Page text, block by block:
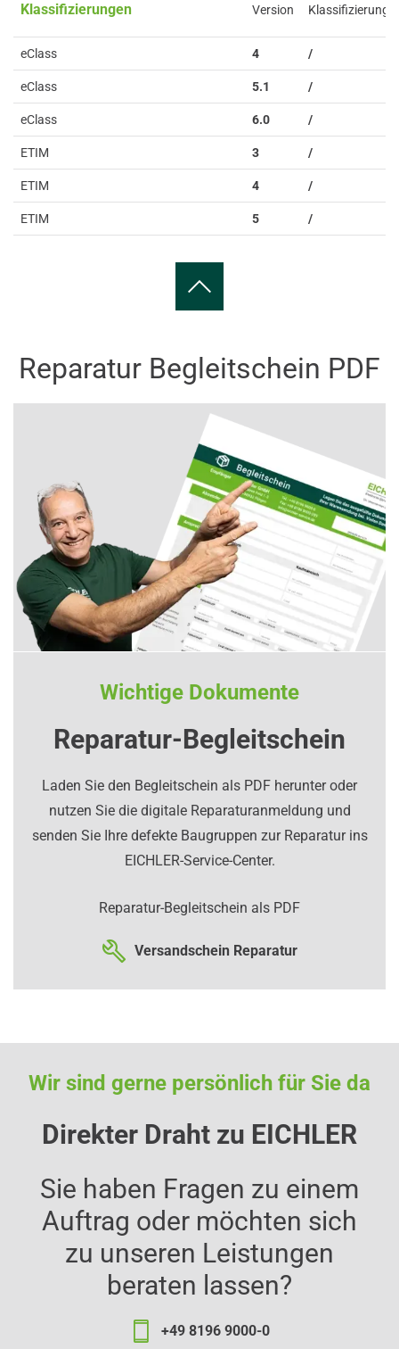
Klassifizierungen Version Klassifizierung
eClass 4 /
eClass 5.1 /
eClass 6.0 /
ETIM 3 /
ETIM 4 /
ETIM 5 /
Reparatur Begleitschein PDF
Wichtige Dokumente
Reparatur-Begleitschein
Laden Sie den Begleitschein als PDF herunter oder
nutzen Sie die digitale Reparaturanmeldung und
senden Sie Ihre defekte Baugruppen zur Reparatur ins
EICHLER-Service-Center.
Reparatur-Begleitschein als PDF
Versandschein Reparatur
Wir sind gerne persönlich für Sie da
Direkter Draht zu EICHLER
Sie haben Fragen zu einem
Auftrag oder möchten sich
zu unseren Leistungen
beraten lassen?
+49 8196 9000-0